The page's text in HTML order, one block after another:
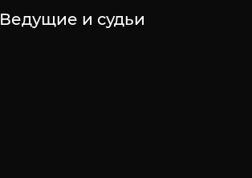
Ведущие и судьи